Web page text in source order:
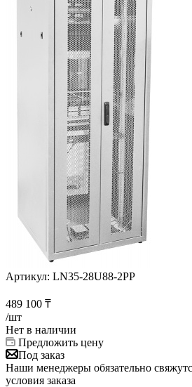
Артикул: LN35-28U88-2PP
489 100 ₸
/шт
Нет в наличии
Предложить цену
Под заказ
Наши менеджеры обязательно
условия заказа